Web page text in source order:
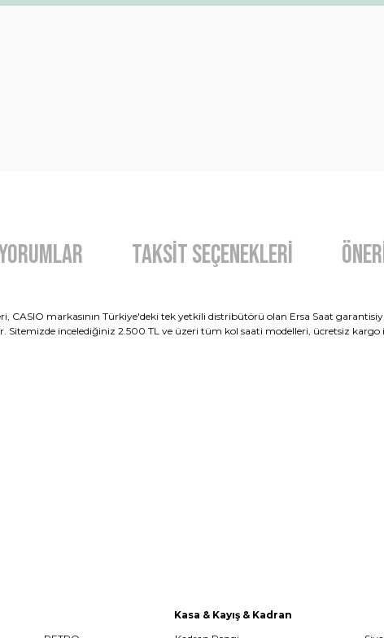
Taksit Seçenekleri
CASIO markasının Türkiye'deki tek yetkili distribütörü olan Ersa Saat
Sitemizde incelediğiniz 2.500 TL ve üzeri tüm kol saati modelleri, ücretsiz kargo
Kasa & Kayış & Kadran